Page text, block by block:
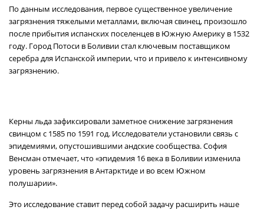
По данным исследования, первое существенное увеличение
загрязнения тяжелыми металлами, включая свинец, произошло
после прибытия испанских поселенцев в Южную Америку в 1532
году. Город Потоси в Боливии стал ключевым поставщиком
серебра для Испанской империи, что и привело к интенсивному
загрязнению.
Керны льда зафиксировали заметное снижение загрязнения
свинцом с 1585 по 1591 год. Исследователи установили связь с
эпидемиями, опустошившими андские сообщества. София
Венсман отмечает, что «эпидемия 16 века в Боливии изменила
уровень загрязнения в Антарктиде и во всем Южном
полушарии».
Это исследование ставит перед собой задачу расширить наше